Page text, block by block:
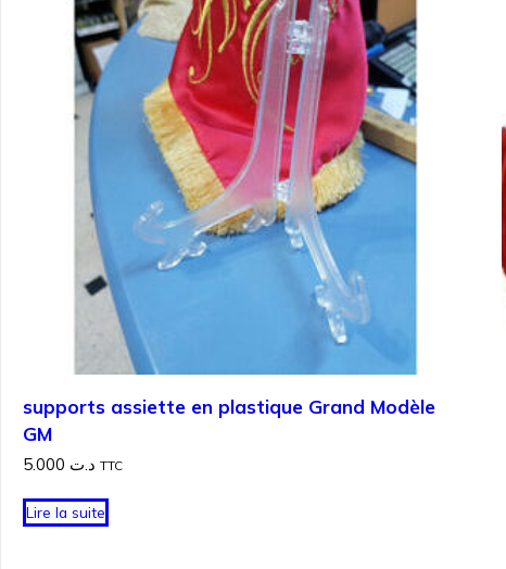
supports assiette en plastique Grand Modèle
GM
د.ت TTC
Lire la suite